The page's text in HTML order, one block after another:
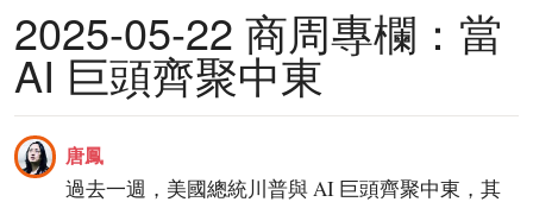
2025-05-22 商周專欄：當
AI 巨頭齊聚中東
唐鳳
過去一週，美國總統川普與 AI 巨頭齊聚中東，其